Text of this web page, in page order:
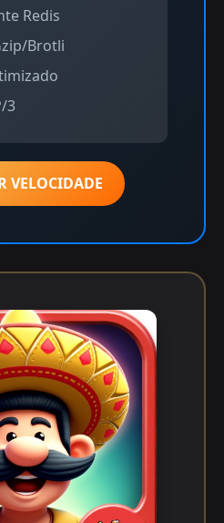
Redis
Brotli
3
VELOCIDADE